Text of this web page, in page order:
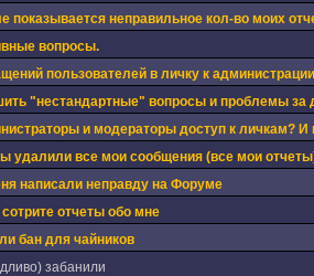
показывается неправильное кол-во моих
вопросы.
пользователей в личку к
"нестандартные" вопросы и проблемы за
и модераторы доступ к личкам? И
удалили все мои сообщения (все мои
написали неправду на Форуме
отчеты обо мне
бан для чайников
забанили